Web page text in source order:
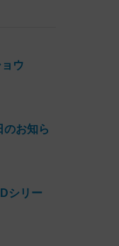
ウ
のお知ら
シリー